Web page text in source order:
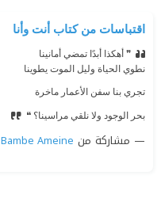
اقتباسات من كتاب أنت وأنا
❞ أهكذا أبدًا تمضي أمانينا‏
‫‏نطوي الحياة وليل الموت يطوينا‏
‫‏تجري بنا سفن الأعمار ماخرة‏
‫‏بحر الوجود ولا نلقي مراسينا؟‏ ❝
مشاركة من Bambe Ameine